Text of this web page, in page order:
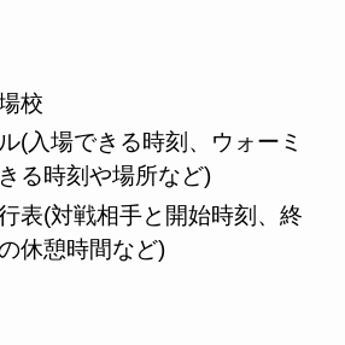
校
(入場できる時刻、ウォーミ
る時刻や場所など)
表(対戦相手と開始時刻、終
休憩時間など)